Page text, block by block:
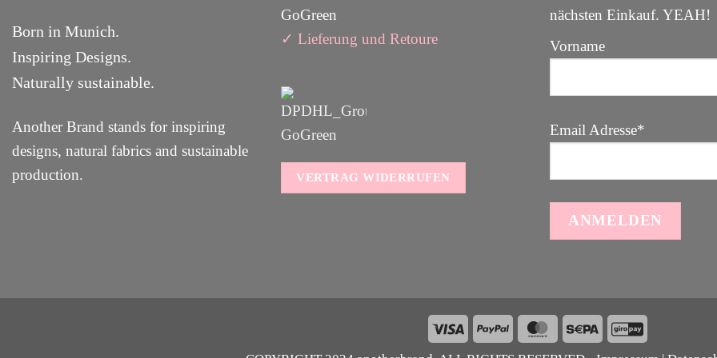
Born in Munich.
Inspiring Designs.
Naturally sustainable.
Another Brand stands for inspiring
designs, natural fabrics and sustainable
production.
GoGreen
✓ Lieferung und Retoure
VERTRAG WIDERRUFEN
nächsten Einkauf.
Vorname
Email Adresse*
Visa PayPal MasterCard
Sepa GiroPay